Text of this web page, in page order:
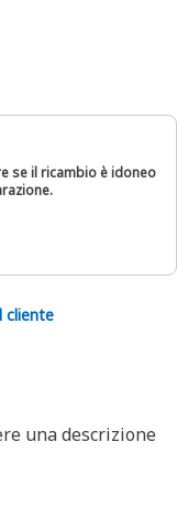
se il ricambio è idoneo
cliente
una descrizione